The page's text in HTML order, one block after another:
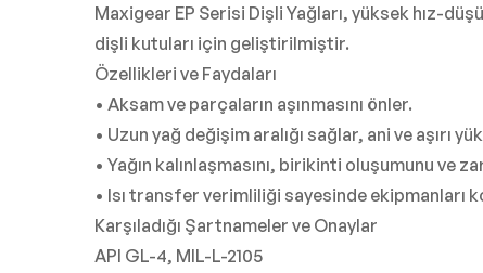
Maxigear EP Serisi Dişli Yağları, yüksek hız-
dişli kutuları için geliştirilmiştir.
Özellikleri ve Faydaları
• Aksam ve parçaların aşınmasını önler.
• Uzun yağ değişim aralığı sağlar, ani ve aşırı
• Yağın kalınlaşmasını, birikinti oluşumunu ve
• Isı transfer verimliliği sayesinde ekipmanları
Karşıladığı Şartnameler ve Onaylar
API GL-4, MIL-L-2105